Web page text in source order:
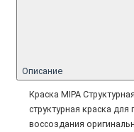
Описание
Краска MIPA
структурная краска
воссоздания